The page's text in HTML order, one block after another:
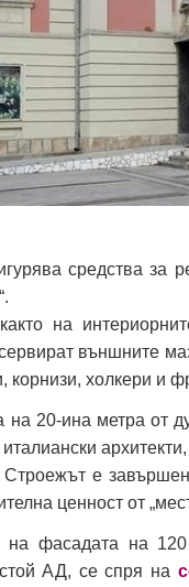
средства за
на
външните
корнизи, холкери и
20-ина метра от
Строежът е
ценност от
на фасадата на
АД, се спря на